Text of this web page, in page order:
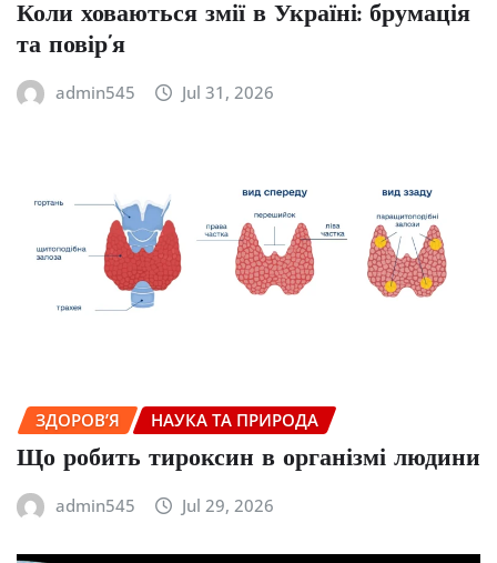
Коли ховаються змії в Україні: брумація
та повір’я
admin545 Jul 31, 2026
ЗДОРОВ’Я НАУКА ТА ПРИРОДА
Що робить тироксин в організмі людини
admin545 Jul 29, 2026